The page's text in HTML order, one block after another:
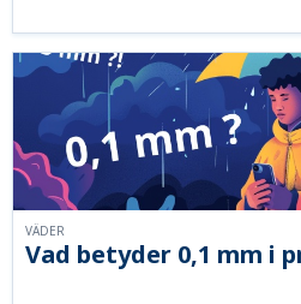
Vad betyder 0,1 mm i
VÄDER